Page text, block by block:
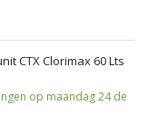
CTX Clorimax 60 Lts
op maandag 24 de